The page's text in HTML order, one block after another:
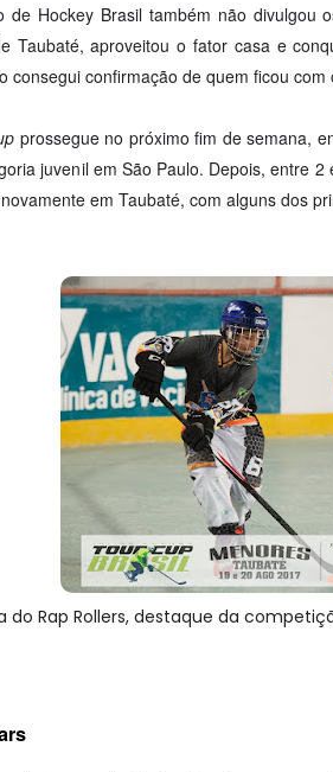
de Hockey Brasil também não divulgou
Taubaté, aproveitou o fator casa e
consegui confirmação de quem ficou
prossegue no próximo fim de semana,
juvenil em São Paulo. Depois, entre
em Taubaté, com alguns dos
do Rap Rollers, destaque da